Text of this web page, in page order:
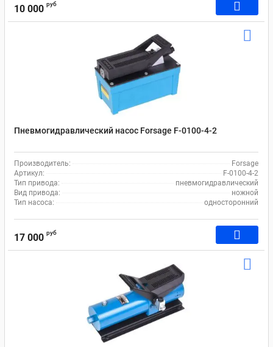
10 000 руб
Пневмогидравлический насос Forsage F-0100-4-2
Производитель:
Forsage
Артикул:
F-0100-4-2
Тип привода:
пневмогидравлический
Вид привода:
ножной
Тип насоса:
односторонний
17 000 руб